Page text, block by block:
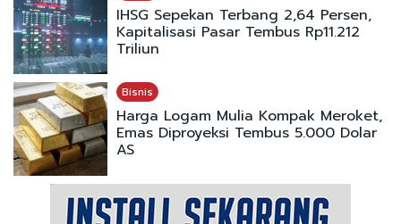
IHSG Sepekan Terbang 2,64 Persen,
Kapitalisasi Pasar Tembus Rp11.212
Triliun
Bisnis
Harga Logam Mulia Kompak Meroket,
Emas Diproyeksi Tembus 5.000 Dolar
AS